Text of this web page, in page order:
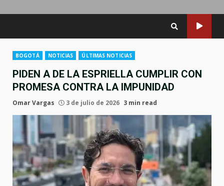
BOGOTÁ NOTICIAS ÚLTIMAS NOTICIAS
PIDEN A DE LA ESPRIELLA CUMPLIR CON
PROMESA CONTRA LA IMPUNIDAD
Omar Vargas 3 de julio de 2026 3 min read